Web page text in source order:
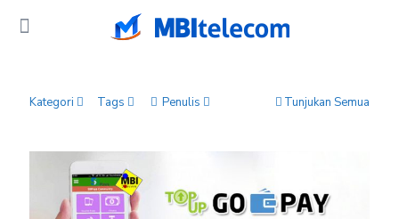
Kategori Tags Penulis Tunjukan Semua